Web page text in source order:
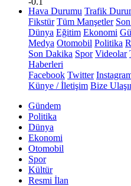
Hava Durumu Trafik
Fikstür Tüm Manşetler
Dünya Eğitim Ekonomi
Medya Otomobil Politika
Son Dakika Spor Videolar
Haberleri
Facebook Twitter
Künye / İletişim Bize
Gündem
Politika
Dünya
Ekonomi
Otomobil
Spor
Kültür
Resmi İlan